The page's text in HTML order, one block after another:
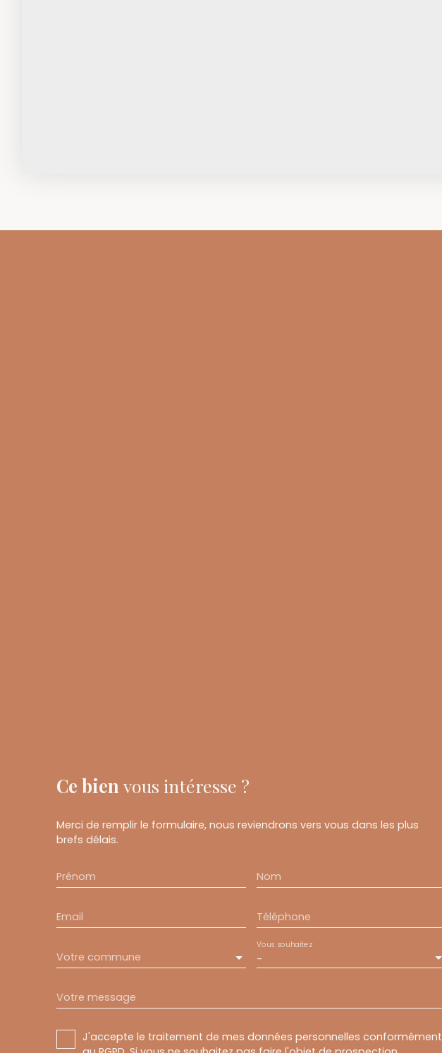
Ce bien vous intéresse ?
Merci de remplir le formulaire, nous reviendrons vers vous dans les plus
brefs délais.
Prénom Nom
Email Téléphone
Votre commune -
Vous souhaitez
Votre message
J'accepte le traitement de mes données personnelles conformément